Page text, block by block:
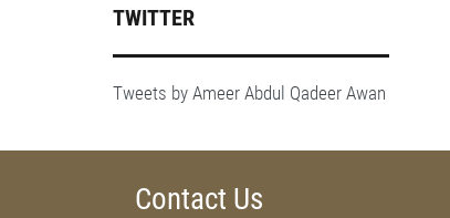
TWITTER
Tweets by Ameer Abdul Qadeer Awan
Contact Us